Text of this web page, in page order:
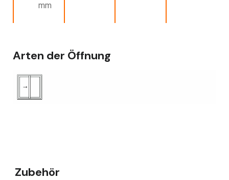
mm
Arten der Öffnung
Zubehör